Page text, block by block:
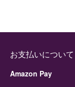
お支払いについて
Amazon Pay